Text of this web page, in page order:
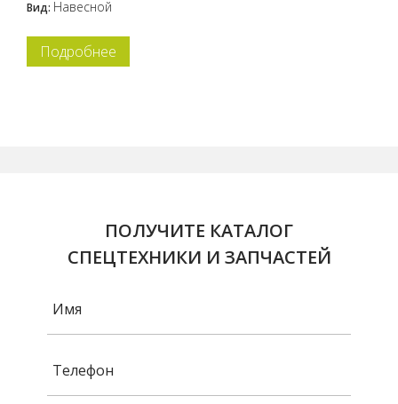
Вид: Навесной
Подробнее
ПОЛУЧИТЕ КАТАЛОГ
СПЕЦТЕХНИКИ И ЗАПЧАСТЕЙ